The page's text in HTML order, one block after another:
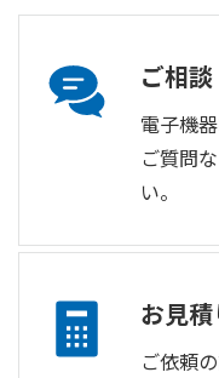
ご相
電子機
ご質問
い。
お見
ご依頼